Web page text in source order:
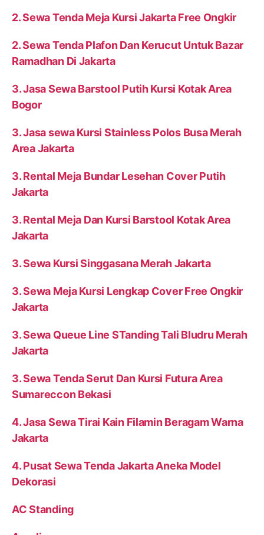
2. Sewa Tenda Meja Kursi Jakarta Free Ongkir
2. Sewa Tenda Plafon Dan Kerucut Untuk Bazar
Ramadhan Di Jakarta
3. Jasa Sewa Barstool Putih Kursi Kotak Area
Bogor
3. Jasa sewa Kursi Stainless Polos Busa Merah
Area Jakarta
3. Rental Meja Bundar Lesehan Cover Putih
Jakarta
3. Rental Meja Dan Kursi Barstool Kotak Area
Jakarta
3. Sewa Kursi Singgasana Merah Jakarta
3. Sewa Meja Kursi Lengkap Cover Free Ongkir
Jakarta
3. Sewa Queue Line STanding Tali Bludru Merah
Jakarta
3. Sewa Tenda Serut Dan Kursi Futura Area
Sumareccon Bekasi
4. Jasa Sewa Tirai Kain Filamin Beragam Warna
Jakarta
4. Pusat Sewa Tenda Jakarta Aneka Model
Dekorasi
AC Standing